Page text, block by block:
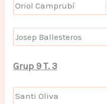
Oriol Camprubí
Josep Ballesteros
Grup 9 T. 3
Santi Oliva